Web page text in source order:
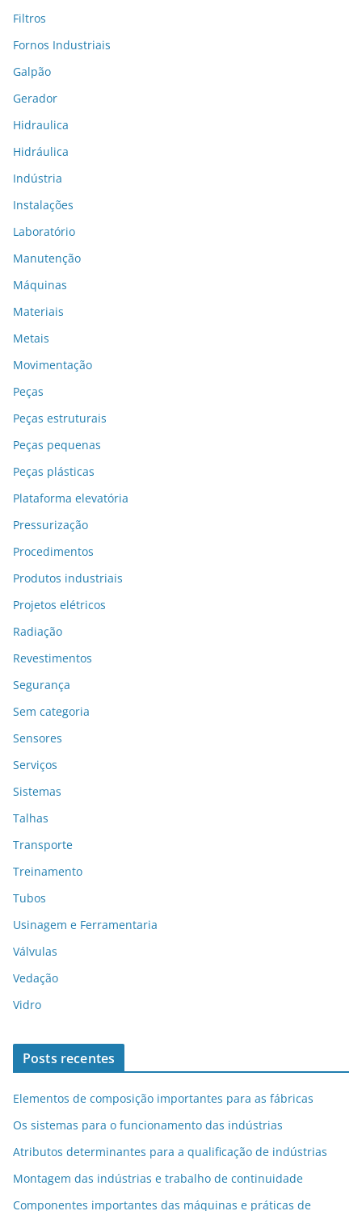
Filtros
Fornos Industriais
Galpão
Gerador
Hidraulica
Hidráulica
Indústria
Instalações
Laboratório
Manutenção
Máquinas
Materiais
Metais
Movimentação
Peças
Peças estruturais
Peças pequenas
Peças plásticas
Plataforma elevatória
Pressurização
Procedimentos
Produtos industriais
Projetos elétricos
Radiação
Revestimentos
Segurança
Sem categoria
Sensores
Serviços
Sistemas
Talhas
Transporte
Treinamento
Tubos
Usinagem e Ferramentaria
Válvulas
Vedação
Vidro
Posts recentes
Elementos de composição importantes para as fábricas
Os sistemas para o funcionamento das indústrias
Atributos determinantes para a qualificação de indústrias
Montagem das indústrias e trabalho de continuidade
Componentes importantes das máquinas e práticas de